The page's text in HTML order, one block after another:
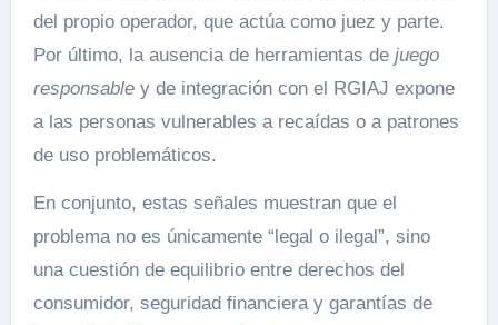
del propio operador, que actúa como juez y parte.
Por último, la ausencia de herramientas de juego
responsabley de integración con el RGIAJ expone
a las personas vulnerables a recaídas o a patrones
de uso problemáticos.
En conjunto, estas señales muestran que el
problema no es únicamente “legal o ilegal”, sino
una cuestión de equilibrio entre derechos del
consumidor, seguridad financiera y garantías de